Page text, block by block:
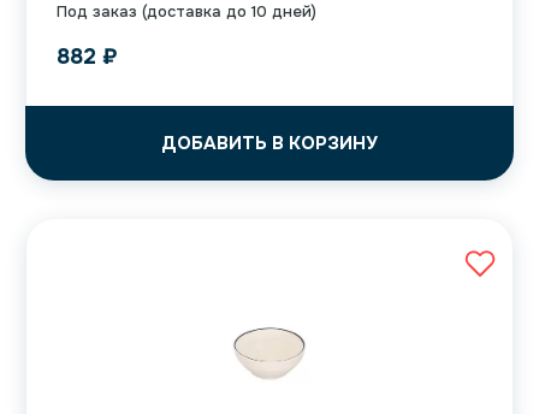
Под заказ (доставка до 10 дней)
882 ₽
ДОБАВИТЬ В КОРЗИНУ